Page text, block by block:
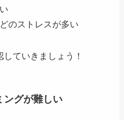
のストレスが多い
ていきましょう！
グが難しい